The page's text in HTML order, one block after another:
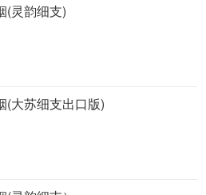
(灵韵细支)
(大苏细支出口版)